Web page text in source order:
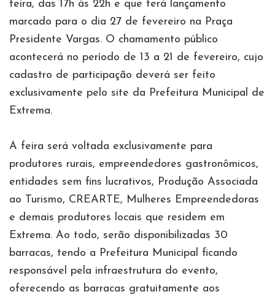
feira, das 17h às 22h e que terá lançamento
marcado para o dia 27 de fevereiro na Praça
Presidente Vargas. O chamamento público
acontecerá no período de 13 a 21 de fevereiro, cujo
cadastro de participação deverá ser feito
exclusivamente pelo site da Prefeitura Municipal de
Extrema.
A feira será voltada exclusivamente para
produtores rurais, empreendedores gastronômicos,
entidades sem fins lucrativos, Produção Associada
ao Turismo, CREARTE, Mulheres Empreendedoras
e demais produtores locais que residem em
Extrema. Ao todo, serão disponibilizadas 30
barracas, tendo a Prefeitura Municipal ficando
responsável pela infraestrutura do evento,
oferecendo as barracas gratuitamente aos